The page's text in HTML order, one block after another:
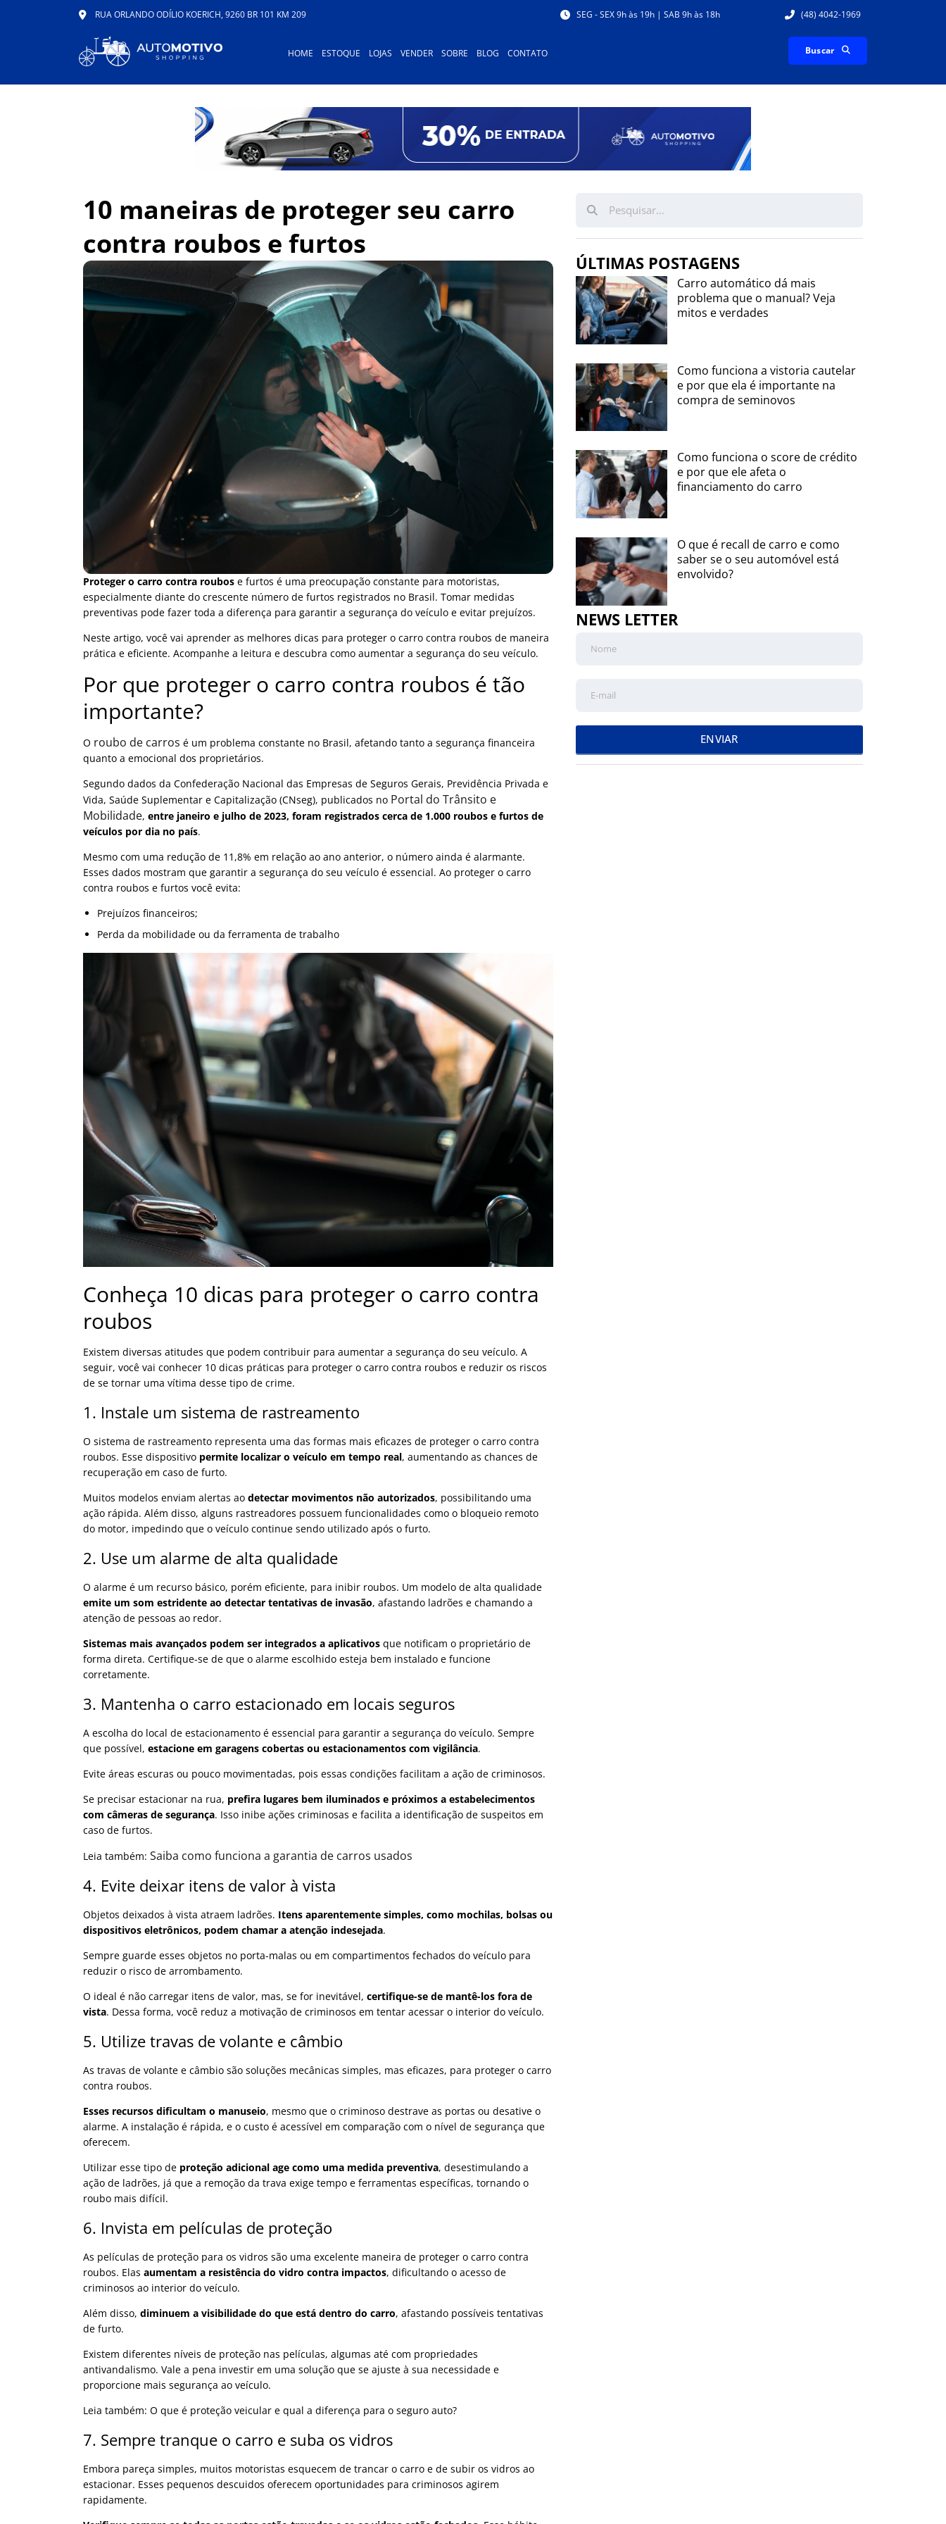
RUA ORLANDO ODÍLIO KOERICH, 9260 BR 101 KM 209 SEG - SEX 9h às 19h | SAB 9h às 18h (48) 4042-1969
HOME ESTOQUE LOJAS VENDER SOBRE BLOG CONTATO Buscar
10 maneiras de proteger seu carro
contra roubos e furtos
Proteger o carro contra roubos e furtos é uma preocupação constante para motoristas,
especialmente diante do crescente número de furtos registrados no Brasil. Tomar medidas
preventivas pode fazer toda a diferença para garantir a segurança do veículo e evitar prejuízos.
Neste artigo, você vai aprender as melhores dicas para proteger o carro contra roubos de maneira
prática e eficiente. Acompanhe a leitura e descubra como aumentar a segurança do seu veículo.
Por que proteger o carro contra roubos é tão
importante?
O roubo de carros é um problema constante no Brasil, afetando tanto a segurança financeira
quanto a emocional dos proprietários.
Segundo dados da Confederação Nacional das Empresas de Seguros Gerais, Previdência Privada e
Vida, Saúde Suplementar e Capitalização (CNseg), publicados no Portal do Trânsito e
Mobilidade, entre janeiro e julho de 2023, foram registrados cerca de 1.000 roubos e furtos de
veículos por dia no país.
Mesmo com uma redução de 11,8% em relação ao ano anterior, o número ainda é alarmante.
Esses dados mostram que garantir a segurança do seu veículo é essencial. Ao proteger o carro
contra roubos e furtos você evita:
Prejuízos financeiros;
Perda da mobilidade ou da ferramenta de trabalho
Conheça 10 dicas para proteger o carro contra
roubos
Existem diversas atitudes que podem contribuir para aumentar a segurança do seu veículo. A
seguir, você vai conhecer 10 dicas práticas para proteger o carro contra roubos e reduzir os riscos
de se tornar uma vítima desse tipo de crime.
1. Instale um sistema de rastreamento
O sistema de rastreamento representa uma das formas mais eficazes de proteger o carro contra
roubos. Esse dispositivo permite localizar o veículo em tempo real, aumentando as chances de
recuperação em caso de furto.
Muitos modelos enviam alertas ao detectar movimentos não autorizados, possibilitando uma
ação rápida. Além disso, alguns rastreadores possuem funcionalidades como o bloqueio remoto
do motor, impedindo que o veículo continue sendo utilizado após o furto.
2. Use um alarme de alta qualidade
O alarme é um recurso básico, porém eficiente, para inibir roubos. Um modelo de alta qualidade
emite um som estridente ao detectar tentativas de invasão, afastando ladrões e chamando a
atenção de pessoas ao redor.
Sistemas mais avançados podem ser integrados a aplicativos que notificam o proprietário de
forma direta. Certifique-se de que o alarme escolhido esteja bem instalado e funcione
corretamente.
3. Mantenha o carro estacionado em locais seguros
A escolha do local de estacionamento é essencial para garantir a segurança do veículo. Sempre
que possível, estacione em garagens cobertas ou estacionamentos com vigilância.
Evite áreas escuras ou pouco movimentadas, pois essas condições facilitam a ação de criminosos.
Se precisar estacionar na rua, prefira lugares bem iluminados e próximos a estabelecimentos
com câmeras de segurança. Isso inibe ações criminosas e facilita a identificação de suspeitos em
caso de furtos.
Leia também: Saiba como funciona a garantia de carros usados
4. Evite deixar itens de valor à vista
Objetos deixados à vista atraem ladrões. Itens aparentemente simples, como mochilas, bolsas ou
dispositivos eletrônicos, podem chamar a atenção indesejada.
Sempre guarde esses objetos no porta-malas ou em compartimentos fechados do veículo para
reduzir o risco de arrombamento.
O ideal é não carregar itens de valor, mas, se for inevitável, certifique-se de mantê-los fora de
vista. Dessa forma, você reduz a motivação de criminosos em tentar acessar o interior do veículo.
5. Utilize travas de volante e câmbio
As travas de volante e câmbio são soluções mecânicas simples, mas eficazes, para proteger o carro
contra roubos.
Esses recursos dificultam o manuseio, mesmo que o criminoso destrave as portas ou desative o
alarme. A instalação é rápida, e o custo é acessível em comparação com o nível de segurança que
oferecem.
Utilizar esse tipo de proteção adicional age como uma medida preventiva, desestimulando a
ação de ladrões, já que a remoção da trava exige tempo e ferramentas específicas, tornando o
roubo mais difícil.
6. Invista em películas de proteção
As películas de proteção para os vidros são uma excelente maneira de proteger o carro contra
roubos. Elas aumentam a resistência do vidro contra impactos, dificultando o acesso de
criminosos ao interior do veículo.
Além disso, diminuem a visibilidade do que está dentro do carro, afastando possíveis tentativas
de furto.
Existem diferentes níveis de proteção nas películas, algumas até com propriedades
antivandalismo. Vale a pena investir em uma solução que se ajuste à sua necessidade e
proporcione mais segurança ao veículo.
Leia também: O que é proteção veicular e qual a diferença para o seguro auto?
7. Sempre tranque o carro e suba os vidros
Embora pareça simples, muitos motoristas esquecem de trancar o carro e de subir os vidros ao
estacionar. Esses pequenos descuidos oferecem oportunidades para criminosos agirem
rapidamente.
ÚLTIMAS POSTAGENS
Carro automático dá mais
problema que o manual? Veja
mitos e verdades
Como funciona a vistoria cautelar
e por que ela é importante na
compra de seminovos
Como funciona o score de crédito
e por que ele afeta o
financiamento do carro
O que é recall de carro e como
saber se o seu automóvel está
envolvido?
NEWS LETTER
ENVIAR